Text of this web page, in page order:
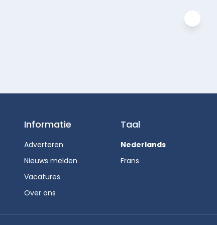
Informatie
Adverteren
Nieuws melden
Vacatures
Over ons
Taal
Nederlands
Frans